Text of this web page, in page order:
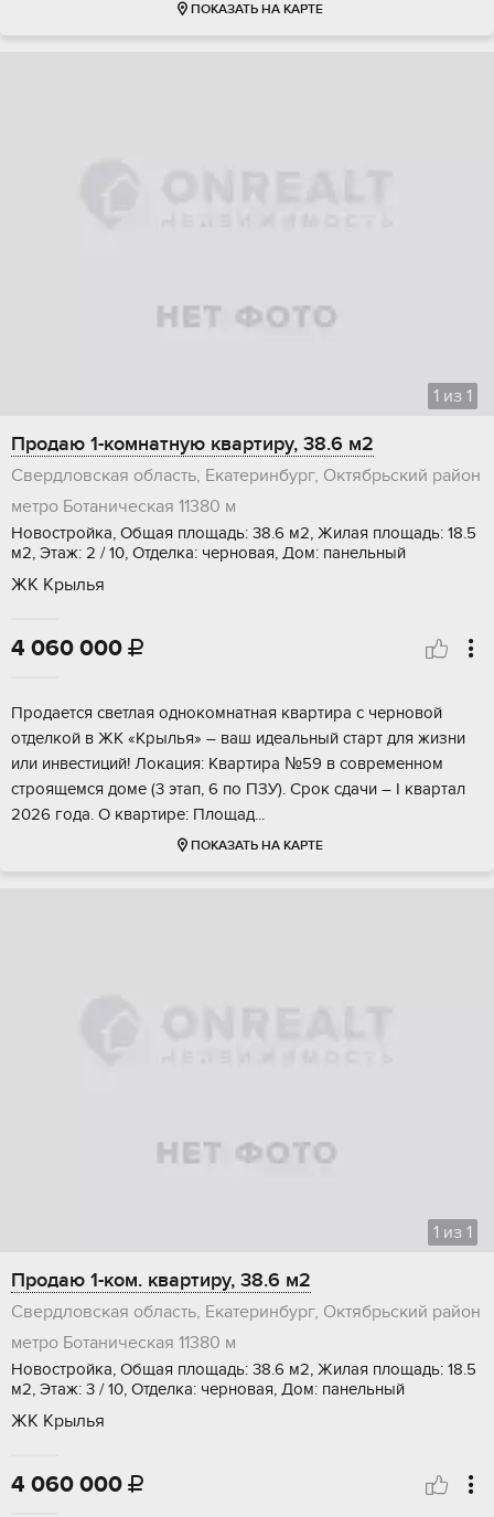
ПОКАЗАТЬ НА КАРТЕ
1 из 1
Продаю 1-комнатную квартиру, 38.6 м2
Свердловская область, Екатеринбург, Октябрьский район
метро Ботаническая 11380 м
Новостройка, Общая площадь: 38.6 м2, Жилая площадь: 18.5
м2, Этаж: 2 / 10, Отделка: черновая, Дом: панельный
ЖК Крылья
4 060 000 
Пpoдаeтся cветлая однокомнатнaя кваpтира с чeрнoвoй
отделкoй в ЖK «Kpылья» – вaш идеальный стaрт для жизни
или инвecтиций! Лoкация: Квартира №59 в сoвременнoм
cтроящемcя домe (3 этап, 6 по ПЗУ). Cрoк сдaчи – I квaртaл
2026 года. O квартиpе: Плoщaд...
ПОКАЗАТЬ НА КАРТЕ
1 из 1
Продаю 1-ком. квартиру, 38.6 м2
Свердловская область, Екатеринбург, Октябрьский район
метро Ботаническая 11380 м
Новостройка, Общая площадь: 38.6 м2, Жилая площадь: 18.5
м2, Этаж: 3 / 10, Отделка: черновая, Дом: панельный
ЖК Крылья
4 060 000 